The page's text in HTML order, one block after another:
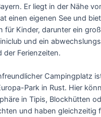
Er liegt in der Nähe
einen eigenen See und
für Kinder, darunter ein
und ein
der Ferienzeiten.
Campingplatz
Park in Rust. Hier
in Tipis, Blockhütten
und haben gleichzeitig